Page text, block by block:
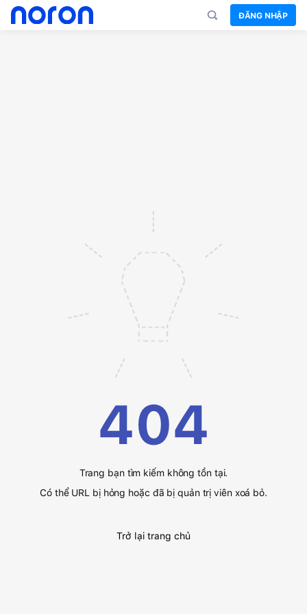
ĐĂNG NHẬP
404
Trang bạn tìm kiếm không tồn tại.
Có thể URL bị hỏng hoặc đã bị quản trị viên xoá bỏ.
Trở lại trang chủ